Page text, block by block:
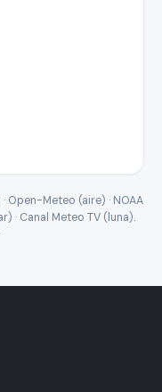
Open-Meteo (aire) · NOAA
· Canal Meteo TV (luna).